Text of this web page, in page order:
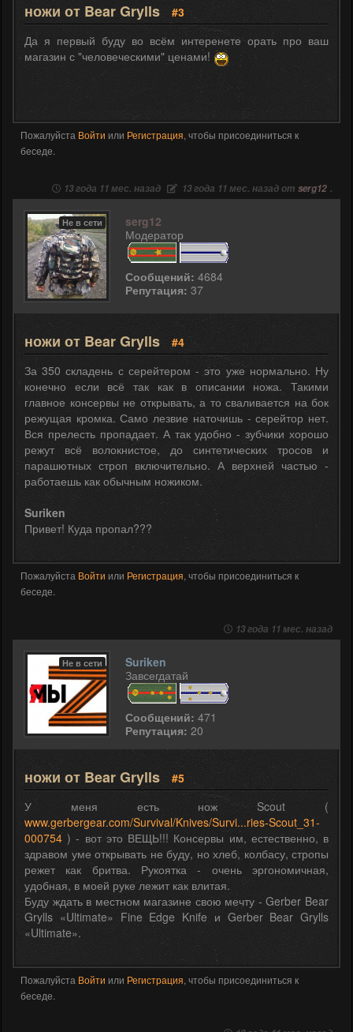
ножи от Bear Grylls
#3
Да я первый буду во всём интеренете орать про ваш
магазин с "человеческими" ценами!
Пожалуйста Войти или Регистрация, чтобы присоединиться к
беседе.
13 года 11 мес. назад 13 года 11 мес. назад от serg12 .
Не в сети
serg12
Модератор
Сообщений: 4684
Репутация: 37
ножи от Bear Grylls
#4
За 350 складень с серейтером - это уже нормально. Ну
конечно если всё так как в описании ножа. Такими
главное консервы не открывать, а то сваливается на бок
режущая кромка. Само лезвие наточишь - серейтор нет.
Вся прелесть пропадает. А так удобно - зубчики хорошо
режут всё волокнистое, до синтетических тросов и
парашютных строп включительно. А верхней частью -
работаешь как обычным ножиком.
Suriken
Привет! Куда пропал???
Пожалуйста Войти или Регистрация, чтобы присоединиться к
беседе.
13 года 11 мес. назад
Не в сети
Suriken
Завсегдатай
Сообщений: 471
Репутация: 20
ножи от Bear Grylls
#5
У меня есть нож Scout (
www.gerbergear.com/Survival/Knives/Survi...ries-Scout_31-
000754 ) - вот это ВЕЩЬ!!! Консервы им, естественно, в
здравом уме открывать не буду, но хлеб, колбасу, стропы
режет как бритва. Рукоятка - очень эргономичная,
удобная, в моей руке лежит как влитая.
Буду ждать в местном магазине свою мечту - Gerber Bear
Grylls «Ultimate» Fine Edge Knife и Gerber Bear Grylls
«Ultimate».
Пожалуйста Войти или Регистрация, чтобы присоединиться к
беседе.